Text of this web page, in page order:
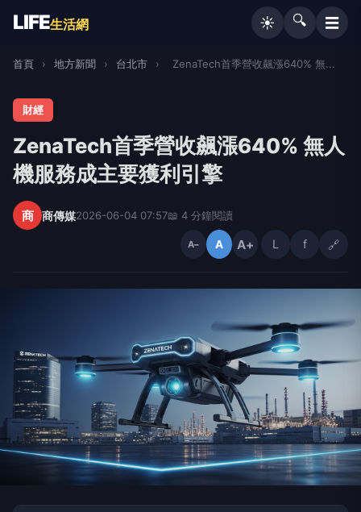
LIFE生活網 ☀️ 🔍 ☰
首頁 › 地方新聞 › 台北市 › ZenaTech首季營收飆漲640% 無...
財經
ZenaTech首季營收飆漲640% 無人
機服務成主要獲利引擎
商 商傳媒2026-06-04 07:57📖 4 分鐘閱讀
A− A A+ L f 🔗